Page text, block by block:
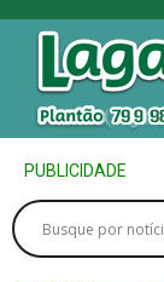
PUBLICIDADE